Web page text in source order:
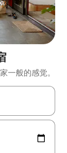
一般的感觉。
过点击或滑动手势